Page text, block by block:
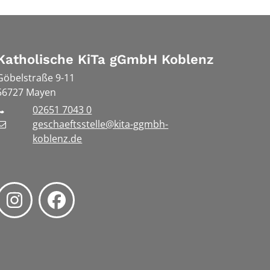
KiTa gGmbH Koblenz
9-11
Mayen
02651 7043 0
geschaeftsstelle@kita-ggmbh-
koblenz.de